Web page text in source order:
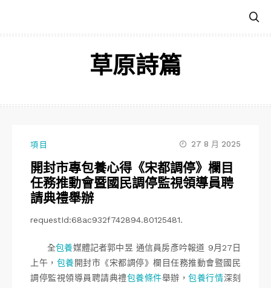
主
草原詩篇
項目 27 8 月 2025
開封市專包養心得《宋都調停》欄目
任務推動會暨國民調停監視領導員聘
請典禮舉辦
requestId:68ac932f742894.80125481.
全包養媒體記者郭中昱 通信員房彥吟報道 9月27日
上午， 包養開封市《宋都調停》欄目任務推動會暨國民
調停監視領導員聘請典禮包養條件舉辦，包養行情深刻